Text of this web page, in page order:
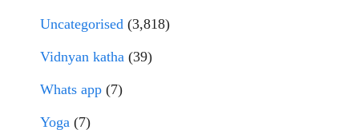
Uncategorised (3,818)
Vidnyan katha (39)
Whats app (7)
Yoga (7)